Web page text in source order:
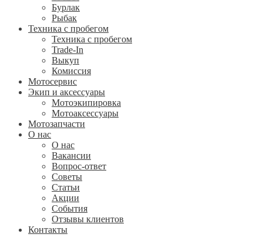
Бурлак
Рыбак
Техника с пробегом
Техника с пробегом
Trade-In
Выкуп
Комиссия
Мотосервис
Экип и аксессуары
Мотоэкипировка
Мотоаксессуары
Мотозапчасти
О нас
О нас
Вакансии
Вопрос-ответ
Советы
Статьи
Акции
События
Отзывы клиентов
Контакты